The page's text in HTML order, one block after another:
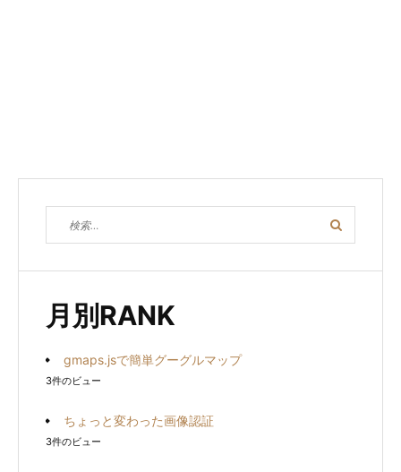
索
検
月別RANK
gmaps.jsで簡単グーグルマップ
3件のビュー
ちょっと変わった画像認証
3件のビュー